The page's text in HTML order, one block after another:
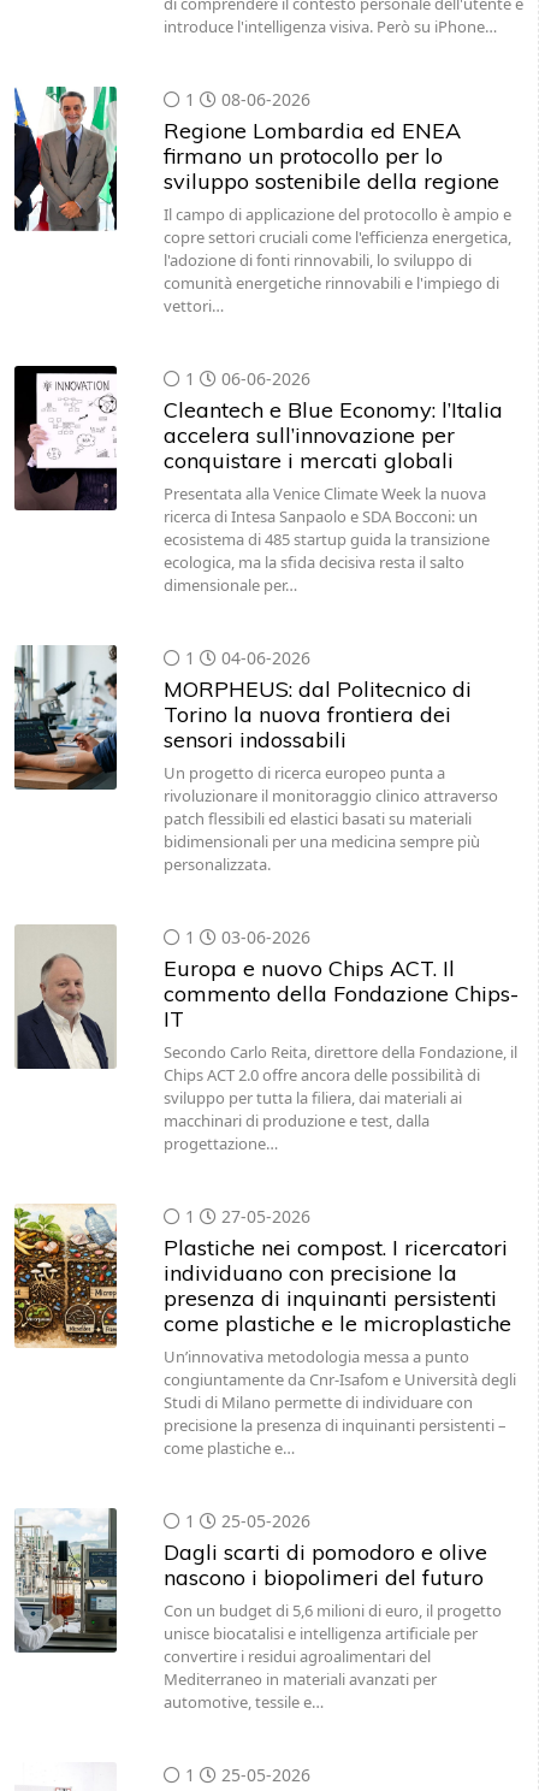
introduce l'intelligenza visiva. Però su iPhone…
1 08-06-2026
Regione Lombardia ed ENEA
firmano un protocollo per lo
sviluppo sostenibile della regione
Il campo di applicazione del protocollo è ampio e
copre settori cruciali come l'efficienza energetica,
l'adozione di fonti rinnovabili, lo sviluppo di
comunità energetiche rinnovabili e l'impiego di
vettori…
1 06-06-2026
Cleantech e Blue Economy: l’Italia
accelera sull’innovazione per
conquistare i mercati globali
Presentata alla Venice Climate Week la nuova
ricerca di Intesa Sanpaolo e SDA Bocconi: un
ecosistema di 485 startup guida la transizione
ecologica, ma la sfida decisiva resta il salto
dimensionale per…
1 04-06-2026
MORPHEUS: dal Politecnico di
Torino la nuova frontiera dei
sensori indossabili
Un progetto di ricerca europeo punta a
rivoluzionare il monitoraggio clinico attraverso
patch flessibili ed elastici basati su materiali
bidimensionali per una medicina sempre più
personalizzata.
1 03-06-2026
Europa e nuovo Chips ACT. Il
commento della Fondazione Chips-
IT
Secondo Carlo Reita, direttore della Fondazione, il
Chips ACT 2.0 offre ancora delle possibilità di
sviluppo per tutta la filiera, dai materiali ai
macchinari di produzione e test, dalla
progettazione…
1 27-05-2026
Plastiche nei compost. I ricercatori
individuano con precisione la
presenza di inquinanti persistenti
come plastiche e le microplastiche
Un’innovativa metodologia messa a punto
congiuntamente da Cnr-Isafom e Università degli
Studi di Milano permette di individuare con
precisione la presenza di inquinanti persistenti –
come plastiche e…
1 25-05-2026
Dagli scarti di pomodoro e olive
nascono i biopolimeri del futuro
Con un budget di 5,6 milioni di euro, il progetto
unisce biocatalisi e intelligenza artificiale per
convertire i residui agroalimentari del
Mediterraneo in materiali avanzati per
automotive, tessile e…
1 25-05-2026